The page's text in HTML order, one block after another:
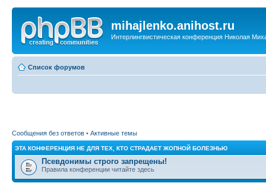
mihajlenko.anihost.ru
Интерлингвистическая конференция Николая
Список форумов
Сообщения без ответов • Активные темы
ЭТА КОНФЕРЕНЦИЯ НЕ ДЛЯ ТЕХ, КТО СТРАДАЕТ ЖОПНОЙ БОЛЕЗНЬЮ
Псевдонимы строго запрещены!
Правила конференции читайте здесь